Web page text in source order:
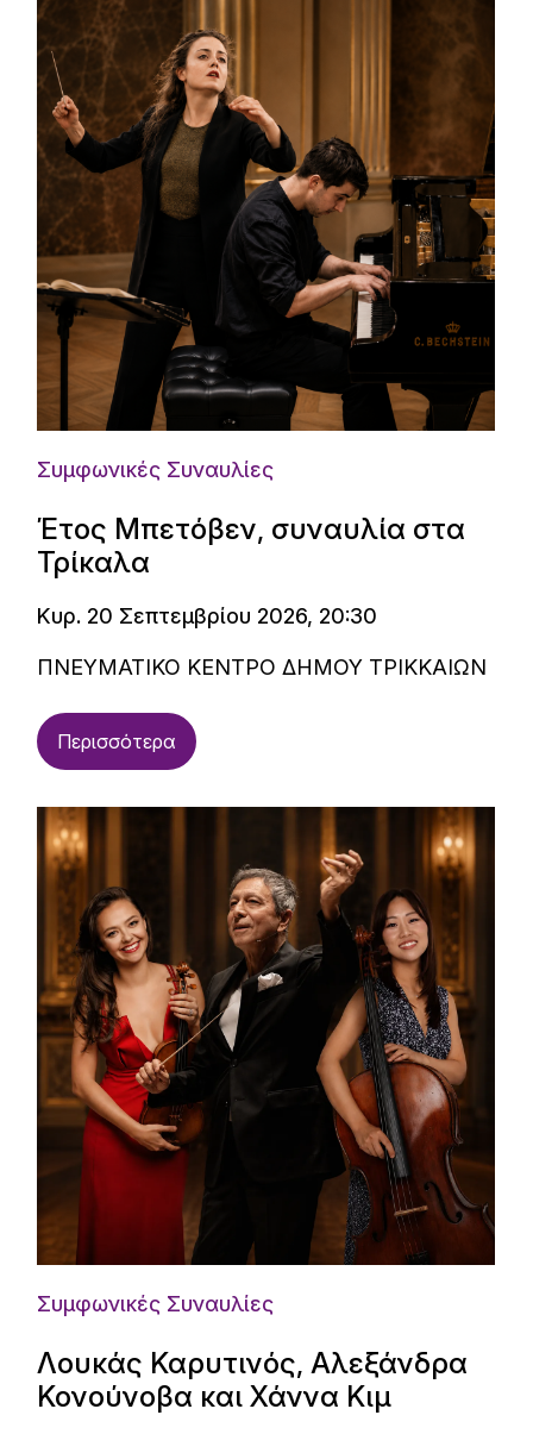
Συμφωνικές Συναυλίες
Έτος Μπετόβεν, συναυλία στα
Τρίκαλα
Κυρ. 20 Σεπτεμβρίου 2026, 20:30
ΠΝΕΥΜΑΤΙΚΟ ΚΕΝΤΡΟ ΔΗΜΟΥ ΤΡΙΚΚΑΙΩΝ
Περισσότερα
Συμφωνικές Συναυλίες
Λουκάς Καρυτινός, Αλεξάνδρα
Κονούνοβα και Χάννα Κιμ